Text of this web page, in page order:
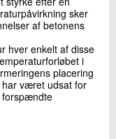
sker
af betonens
hver enkelt af disse
i
placering
været udsat for
forspændte